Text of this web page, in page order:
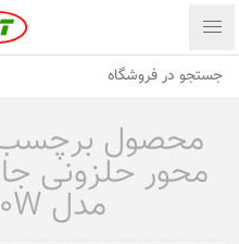
محصول برچسب
محور حلزونی
مدل VC-2200W"